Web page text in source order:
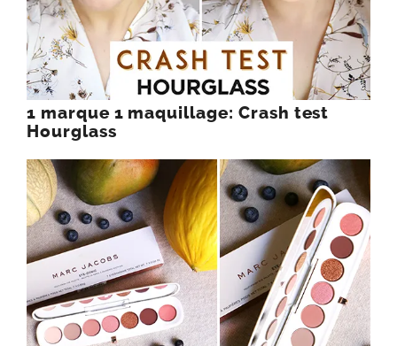
1 marque 1 maquillage: Crash test
Hourglass